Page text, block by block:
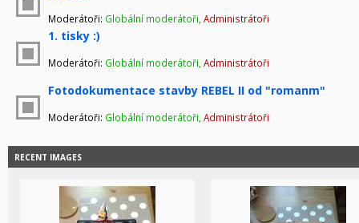
Moderátoři: Globální moderátoři Administrátoři
1. tisky :)
Moderátoři: Globální moderátoři Administrátoři
Fotodokumentace stavby REBEL II od "romanm"
Moderátoři: Globální moderátoři Administrátoři
RECENT IMAGES